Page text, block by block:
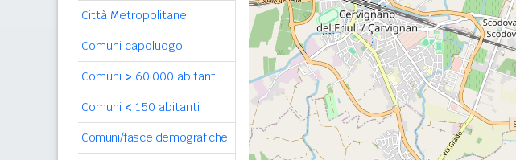
Città Metropolitane
Comuni capoluogo
Comuni > 60.000 abitanti
Comuni < 150 abitanti
Comuni/fasce demografiche